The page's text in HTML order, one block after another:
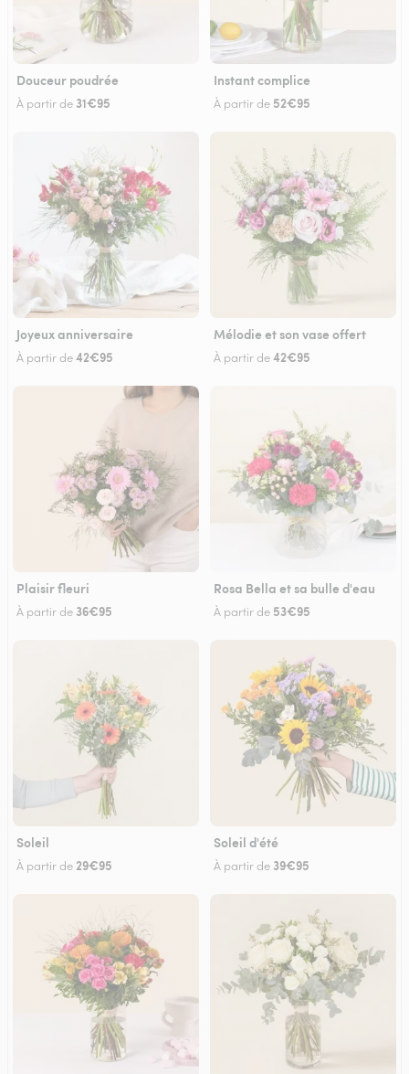
Douceur poudrée
À partir de 31€95
Instant complice
À partir de 52€95
Joyeux anniversaire
À partir de42€95
Mélodie et son vase offert
À partir de42€95
Plaisir fleuri
À partir de 36€95
Rosa Bella et sa bulle d'eau
À partir de 53€95
Soleil
À partir de 29€95
Soleil d'été
À partir de 39€95